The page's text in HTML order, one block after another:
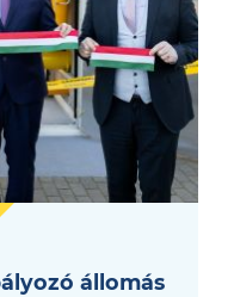
állomás